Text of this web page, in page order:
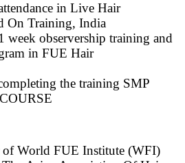
in Live Hair
On Training, India
week observership training and
in FUE Hair
the training SMP
of World FUE Institute (WFI)